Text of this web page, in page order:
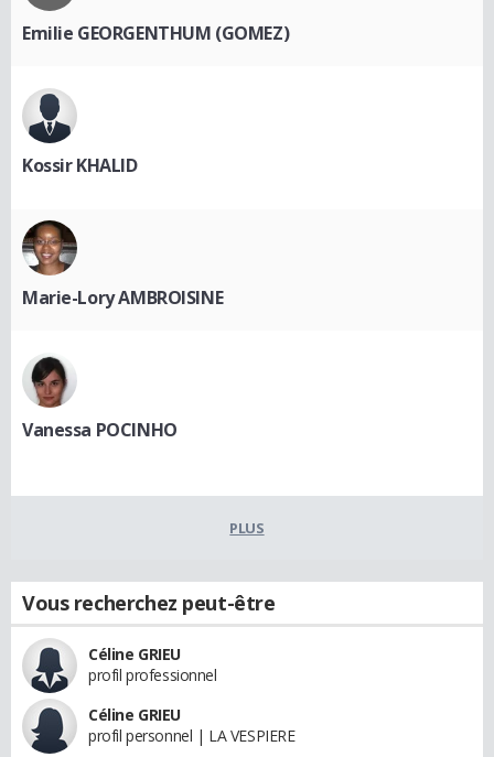
Emilie GEORGENTHUM (GOMEZ)
Kossir KHALID
Marie-Lory AMBROISINE
Vanessa POCINHO
PLUS
Vous recherchez peut-être
Céline GRIEU
profil professionnel
Céline GRIEU
profil personnel | LA VESPIERE